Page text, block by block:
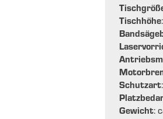
Tischhöhe
Schutzart
Gewicht: